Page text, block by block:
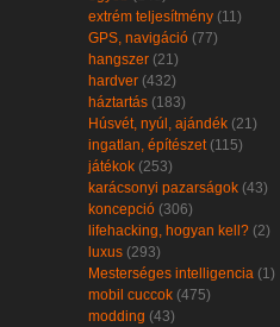
extrém teljesítmény (11)
GPS, navigáció (77)
hangszer (21)
hardver (432)
háztartás (183)
Húsvét, nyúl, ajándék (21)
ingatlan, építészet(115)
játékok (253)
karácsonyi pazarságok (43)
koncepció (306)
lifehacking, hogyan kell? (2)
luxus (293)
Mesterséges intelligencia (1)
mobil cuccok (475)
modding (43)